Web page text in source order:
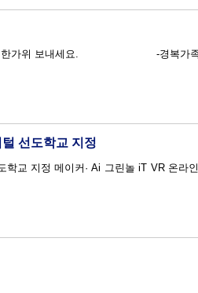
로운 한가위 보내세요. -경복가족
선도학교 지정
hyejijin님에 의해 2024-04-03